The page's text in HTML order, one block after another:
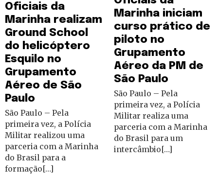
Oficiais da
Marinha realizam
Ground School
do helicóptero
Esquilo no
Grupamento
Aéreo de São
Paulo
São Paulo – Pela
primeira vez, a Polícia
Militar realizou uma
parceria com a Marinha
do Brasil para a
formação[…]
Marinha iniciam
curso prático de
piloto no
Grupamento
Aéreo da PM de
São Paulo
São Paulo – Pela
primeira vez, a Polícia
Militar realiza uma
parceria com a Marinha
do Brasil para um
intercâmbio[…]